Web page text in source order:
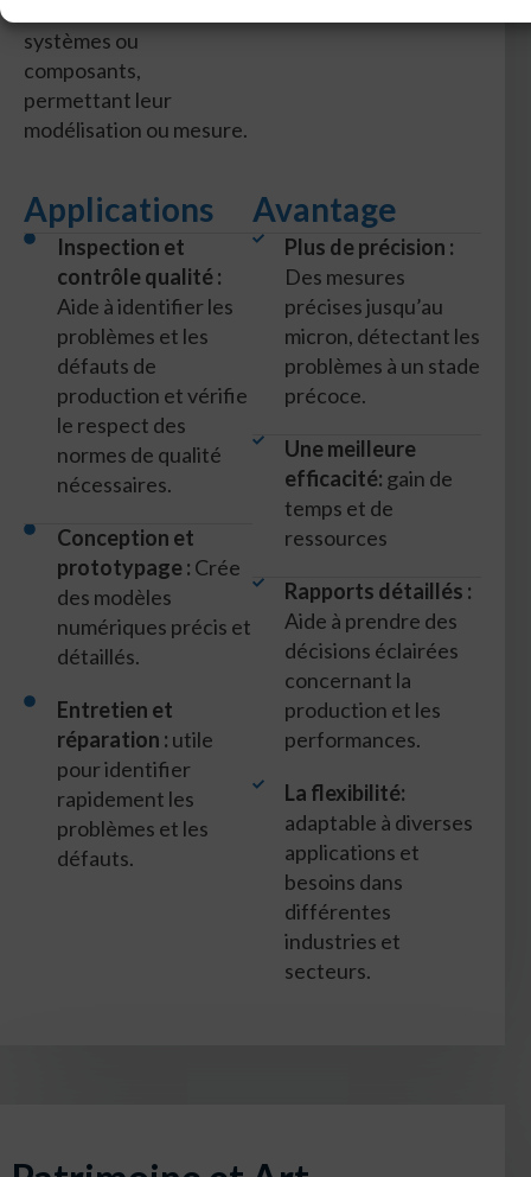
systèmes ou
composants,
permettant leur
modélisation ou mesure.
Applications
Inspection et
contrôle qualité :
Aide à identifier les
problèmes et les
défauts de
production et vérifie
le respect des
normes de qualité
nécessaires.
Conception et
prototypage : Crée
des modèles
numériques précis et
détaillés.
Entretien et
réparation : utile
pour identifier
rapidement les
problèmes et les
défauts.
Avantage
Plus de précision :
Des mesures
précises jusqu’au
micron, détectant les
problèmes à un stade
précoce.
Une meilleure
efficacité: gain de
temps et de
ressources
Rapports détaillés :
Aide à prendre des
décisions éclairées
concernant la
production et les
performances.
La flexibilité:
adaptable à diverses
applications et
besoins dans
différentes
industries et
secteurs.